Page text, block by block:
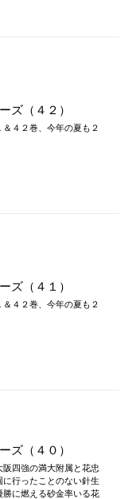
ズ（４２）
４２巻、今年の夏も２
ズ（４１）
４２巻、今年の夏も２
ズ（４０）
四強の満大附属と花忠
行ったことのない針生
に燃える砂金率いる花